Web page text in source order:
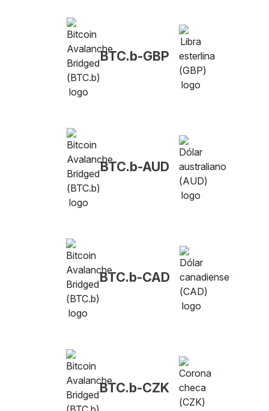
BTC.b-GBP
BTC.b-AUD
BTC.b-CAD
BTC.b-CZK